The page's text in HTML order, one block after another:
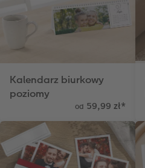
Kalendarz biurkowy
poziomy
od 59,99 zł*